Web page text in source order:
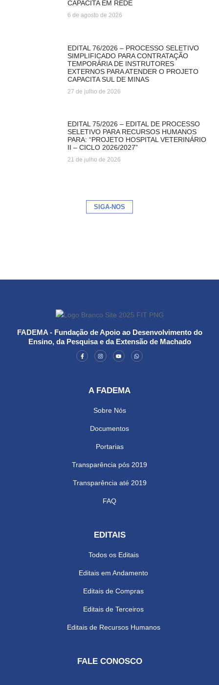
CAPACITA EM REDE
6 de agosto de 2026
EDITAL 76/2026 – PROCESSO SELETIVO
SIMPLIFICADO PARA CONTRATAÇÃO
TEMPORÁRIA DE INSTRUTORES
EXTERNOS PARA ATENDER O PROJETO
CAPACITA SUL DE MINAS
27 de julho de 2026
EDITAL 75/2026 – EDITAL DE PROCESSO
SELETIVO PARA RECURSOS HUMANOS
PARA: “PROJETO HOSPITAL VETERINÁRIO
II – CICLO 2026/2027”
21 de julho de 2026
SIGA-NOS
FADEMA - Fundação de Apoio ao Desenvolvimento do
Ensino, da Pesquisa e da Extensão de Machado
A FADEMA
Sobre Nós
Documentos
Portarias
Transparência pós 2019
Transparência até 2019
FAQ
EDITAIS
Todos os Editais
Editais em Andamento
Editais de Compras
Editais de Terceiros
Editais de Recursos Humanos
FALE CONOSCO